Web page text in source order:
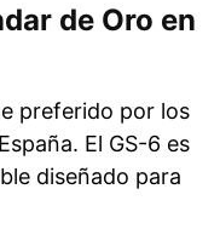
de Oro en
preferido por los
El GS-6 es
diseñado para